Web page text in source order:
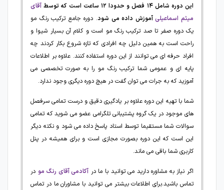
این دوره شامل۱۴ فصل و حدودا ۱۲ ساعت است که توسط آقای
میثم اسماعیلیآموزش داده می شود. دوره جامع ترکیب رنگ مو
یک دوره صفر تا صد ترکیب رنگ مو است و کلام آن بسیار شیوا و
راحت است به همین دلیل چه افرادی که تازه شروع بکار کردند چه
افراد حرفه ای می توانند از این دوره استفاده کنند. علاوه بر اطلاعات
پایه ای و عمومی شما ترکیب رنگ مو را به صورت تخصصی می
آموزید که به جرات می توان گفت در هیچ دوره دیگری وجود ندارد.
شما با تهیه این دوره علاوه بر یادگیری دقیق و درست تمامی سرفصل
های موجود در یک گروه پشتیبانی تلگرامی عضو می شوید که تمامی
سوالات شما مستقیما توسط استاد پاسخ داده می شود و نکته دیگر
این است که این دوره بصورت مجازی است و برای همیشه در پنل
کاربری شما باقی می ماند.
اگر نیاز به مشاوره دارید می توانید با ما در آکادمی آقای رنگ مو در
تماس باشید.برای اطلاعات بیشتر می توانید با مشاوران ما در تماس